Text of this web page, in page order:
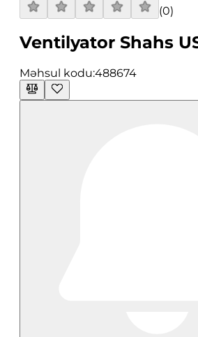
(0)
Ventilyator Shahs
Məhsul kodu:488674